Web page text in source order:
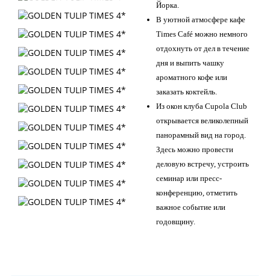
Йорка.
В уютной атмосфере кафе
Times Café можно немного
отдохнуть от дел в течение
дня и выпить чашку
ароматного кофе или
заказать коктейль.
Из окон клуба Cupola Club
открывается великолепный
панорамный вид на город.
Здесь можно провести
деловую встречу, устроить
семинар или пресс-
конференцию, отметить
важное событие или
годовщину.